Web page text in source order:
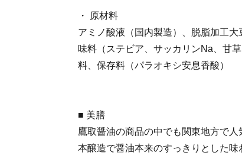
・ 原材料
アミノ酸液（国内製造）、脱脂加工
味料（ステビア、サッカリンNa、甘
料、保存料（パラオキシ安息香酸）
■ 美膳
鷹取醤油の商品の中でも関東地方で人
本醸造で醤油本来のすっきりとした